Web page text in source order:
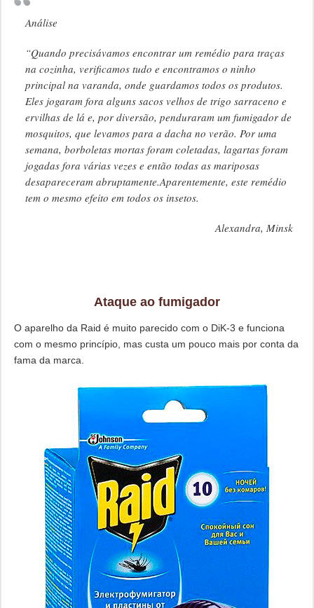
Análise
“Quando precisávamos encontrar um remédio para traças
na cozinha, verificamos tudo e encontramos o ninho
principal na varanda, onde guardamos todos os produtos.
Eles jogaram fora alguns sacos velhos de trigo sarraceno e
ervilhas de lá e, por diversão, penduraram um fumigador de
mosquitos, que levamos para a dacha no verão. Por uma
semana, borboletas mortas foram coletadas, lagartas foram
jogadas fora várias vezes e então todas as mariposas
desapareceram abruptamente.Aparentemente, este remédio
tem o mesmo efeito em todos os insetos.
Alexandra, Minsk
Ataque ao fumigador
O aparelho da Raid é muito parecido com o DiK-3 e funciona
com o mesmo princípio, mas custa um pouco mais por conta da
fama da marca.